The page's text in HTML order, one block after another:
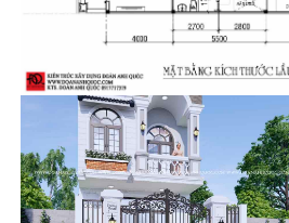
chen chúc.
Đăng ngày: 01/
HOTLINE: 0917 71